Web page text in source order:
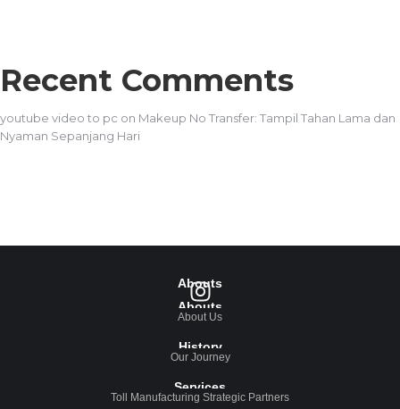
Recent Comments
youtube video to pc on Makeup No Transfer: Tampil Tahan Lama dan
Nyaman Sepanjang Hari
Abouts
Abouts
About Us
History
Our Journey
Services
Toll Manufacturing Strategic Partners